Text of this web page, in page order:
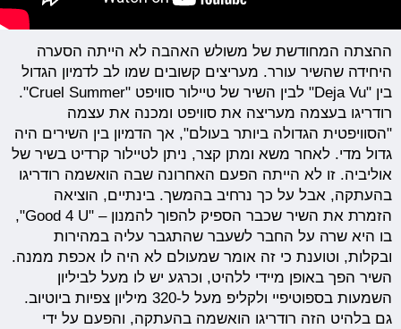
ההצתה המחודשת של משולש האהבה לא הייתה הסערה
היחידה שהשיר עורר. מעריצים קשובים שמו לב לדמיון הגדול
בין "Deja Vu" לבין השיר של טיילור סוויפט "Cruel Summer".
רודריגו בעצמה מעריצה את סוויפט ומכנה את עצמה
"הסוויפטית הגדולה ביותר בעולם", אך הדמיון בין השירים היה
גדול מדי. לאחר משא ומתן קצר, ניתן לטיילור קרדיט בשיר של
אוליביה. זו לא הייתה הפעם האחרונה שבה הואשמה רודריגו
בהעתקה, אבל על כך נרחיב בהמשך. בינתיים, הוציאה
הזמרת את השיר שכבר הספיק להפוך להמנון – "Good 4 U",
בו היא שרה על החבר לשעבר שהתגבר עליה במהירות
ובקלות, וטוענת כי זה אומר שמעולם לא היה לו אכפת ממנה.
השיר הפך באופן מיידי ללהיט, וכרגע יש לו מעל לביליון
השמעות בספוטיפיי ולקליפ מעל ל-320 מיליון צפיות ביוטיוב.
גם בלהיט הזה רודריגו הואשמה בהעתקה, והפעם על ידי